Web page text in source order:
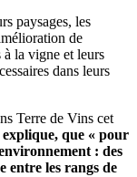
paysages, les
de
à la vigne et leurs
dans leurs
Terre de Vins cet
que « pour
: des
entre les rangs de